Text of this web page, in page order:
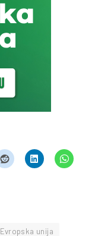
Evropska unija